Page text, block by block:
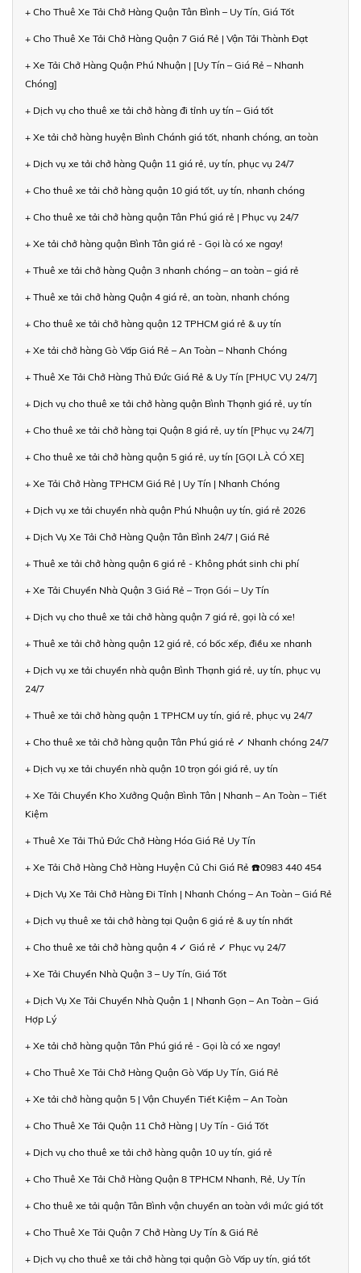
+ Cho Thuê Xe Tải Chở Hàng Quận Tân Bình – Uy Tín, Giá Tốt
+ Cho Thuê Xe Tải Chở Hàng Quận 7 Giá Rẻ | Vận Tải Thành Đạt
+ Xe Tải Chở Hàng Quận Phú Nhuận | [Uy Tín – Giá Rẻ – Nhanh
Chóng]
+ Dịch vụ cho thuê xe tải chở hàng đi tỉnh uy tín – Giá tốt
+ Xe tải chở hàng huyện Bình Chánh giá tốt, nhanh chóng, an toàn
+ Dịch vụ xe tải chở hàng Quận 11 giá rẻ, uy tín, phục vụ 24/7
+ Cho thuê xe tải chở hàng quận 10 giá tốt, uy tín, nhanh chóng
+ Cho thuê xe tải chở hàng quận Tân Phú giá rẻ | Phục vụ 24/7
+ Xe tải chở hàng quận Bình Tân giá rẻ - Gọi là có xe ngay!
+ Thuê xe tải chở hàng Quận 3 nhanh chóng – an toàn – giá rẻ
+ Thuê xe tải chở hàng Quận 4 giá rẻ, an toàn, nhanh chóng
+ Cho thuê xe tải chở hàng quận 12 TPHCM giá rẻ & uy tín
+ Xe tải chở hàng Gò Vấp Giá Rẻ – An Toàn – Nhanh Chóng
+ Thuê Xe Tải Chở Hàng Thủ Đức Giá Rẻ & Uy Tín [PHỤC VỤ 24/7]
+ Dịch vụ cho thuê xe tải chở hàng quận Bình Thạnh giá rẻ, uy tín
+ Cho thuê xe tải chở hàng tại Quận 8 giá rẻ, uy tín [Phục vụ 24/7]
+ Cho thuê xe tải chở hàng quận 5 giá rẻ, uy tín [GỌI LÀ CÓ XE]
+ Xe Tải Chở Hàng TPHCM Giá Rẻ | Uy Tín | Nhanh Chóng
+ Dịch vụ xe tải chuyển nhà quận Phú Nhuận uy tín, giá rẻ 2026
+ Dịch Vụ Xe Tải Chở Hàng Quận Tân Bình 24/7 | Giá Rẻ
+ Thuê xe tải chở hàng quận 6 giá rẻ - Không phát sinh chi phí
+ Xe Tải Chuyển Nhà Quận 3 Giá Rẻ – Trọn Gói – Uy Tín
+ Dịch vụ cho thuê xe tải chở hàng quận 7 giá rẻ, gọi là có xe!
+ Thuê xe tải chở hàng quận 12 giá rẻ, có bốc xếp, điều xe nhanh
+ Dịch vụ xe tải chuyển nhà quận Bình Thạnh giá rẻ, uy tín, phục vụ
24/7
+ Thuê xe tải chở hàng quận 1 TPHCM uy tín, giá rẻ, phục vụ 24/7
+ Cho thuê xe tải chở hàng quận Tân Phú giá rẻ ✓ Nhanh chóng 24/7
+ Dịch vụ xe tải chuyển nhà quận 10 trọn gói giá rẻ, uy tín
+ Xe Tải Chuyển Kho Xưởng Quận Bình Tân | Nhanh – An Toàn – Tiết
Kiệm
+ Thuê Xe Tải Thủ Đức Chở Hàng Hóa Giá Rẻ Uy Tín
+ Xe Tải Chở Hàng Chở Hàng Huyện Củ Chi Giá Rẻ ☎️0983 440 454
+ Dịch Vụ Xe Tải Chở Hàng Đi Tỉnh | Nhanh Chóng – An Toàn – Giá Rẻ
+ Dịch vụ thuê xe tải chở hàng tại Quận 6 giá rẻ & uy tín nhất
+ Cho thuê xe tải chở hàng quận 4 ✓ Giá rẻ ✓ Phục vụ 24/7
+ Xe Tải Chuyển Nhà Quận 3 – Uy Tín, Giá Tốt
+ Dịch Vụ Xe Tải Chuyển Nhà Quận 1 | Nhanh Gọn – An Toàn – Giá
Hợp Lý
+ Xe tải chở hàng quận Tân Phú giá rẻ - Gọi là có xe ngay!
+ Cho Thuê Xe Tải Chở Hàng Quận Gò Vấp Uy Tín, Giá Rẻ
+ Xe tải chở hàng quận 5 | Vận Chuyển Tiết Kiệm – An Toàn
+ Cho Thuê Xe Tải Quận 11 Chở Hàng | Uy Tín - Giá Tốt
+ Dịch vụ cho thuê xe tải chở hàng quận 10 uy tín, giá rẻ
+ Cho Thuê Xe Tải Chở Hàng Quận 8 TPHCM Nhanh, Rẻ, Uy Tín
+ Cho thuê xe tải quận Tân Bình vận chuyển an toàn với mức giá tốt
+ Cho Thuê Xe Tải Quận 7 Chở Hàng Uy Tín & Giá Rẻ
+ Dịch vụ cho thuê xe tải chở hàng tại quận Gò Vấp uy tín, giá tốt